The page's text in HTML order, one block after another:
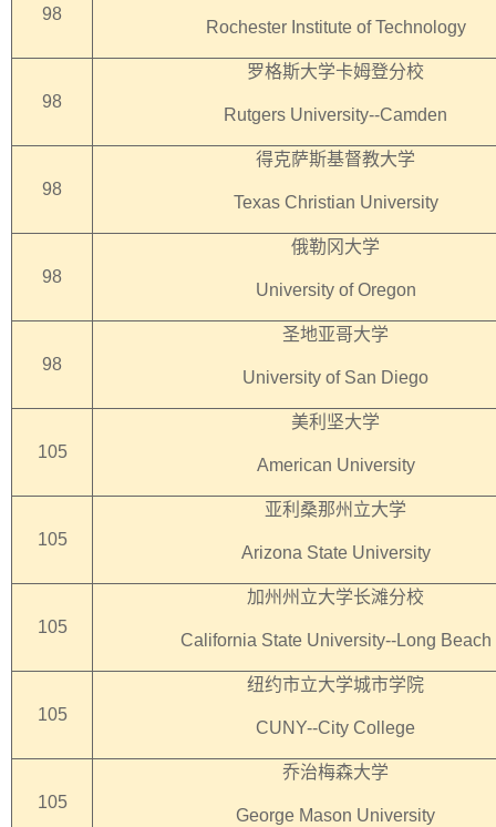
98
Rochester Institute of Technology
98
罗格斯大学卡姆登分校
Rutgers University--Camden
98
得克萨斯基督教大学
Texas Christian University
98
俄勒冈大学
University of Oregon
98
圣地亚哥大学
University of San Diego
105
美利坚大学
American University
105
亚利桑那州立大学
Arizona State University
105
加州州立大学长滩分校
California State University--Long Beach
105
纽约市立大学城市学院
CUNY--City College
105
乔治梅森大学
George Mason University